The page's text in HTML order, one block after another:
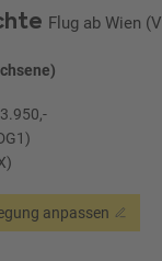
Flug ab Wien
anpassen